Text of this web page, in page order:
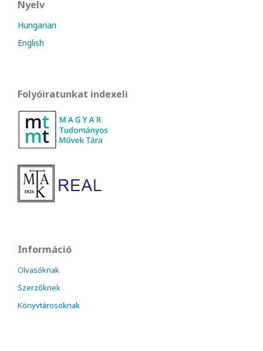
Nyelv
Hungarian
English
Folyóiratunkat indexeli
Információ
Olvasóknak
Szerzőknek
Könyvtárosoknak